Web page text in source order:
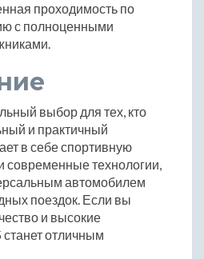
проходимость по
с полноценными
выбор для тех, кто
и практичный
в себе спортивную
современные технологии,
автомобилем
поездок. Если вы
и высокие
станет отличным